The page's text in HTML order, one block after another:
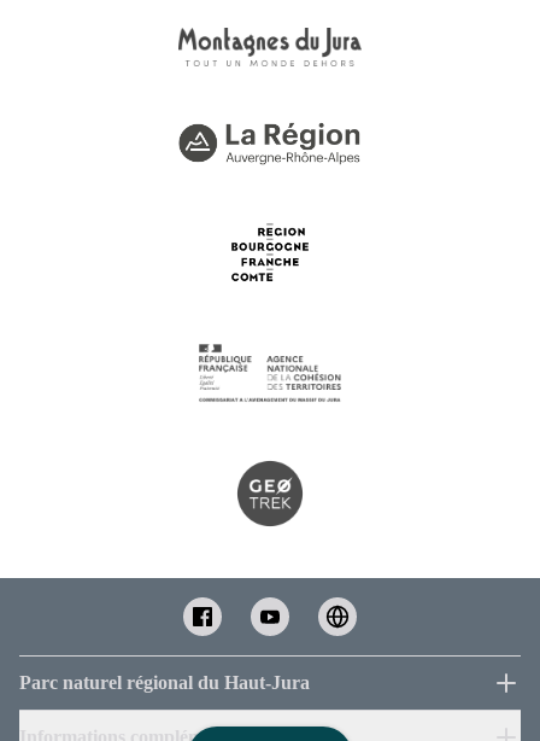
Parc naturel régional du Haut-Jura